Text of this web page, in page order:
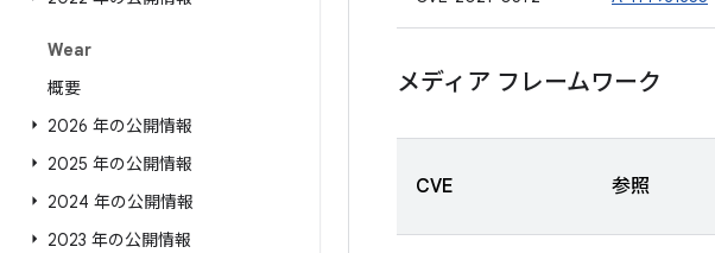
Wear
概要
2026 年の公開情報
2025 年の公開情報
2024 年の公開情報
2023 年の公開情報
メディア フレームワーク
CVE 参照